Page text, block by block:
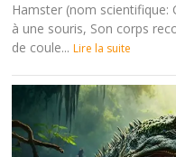
Hamster (nom
à une souris, Son corps
de coule... Lire la suite